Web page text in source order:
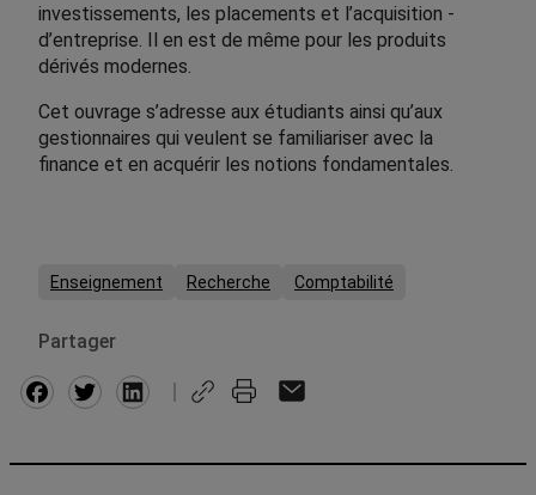
investissements, les placements et l’acquisition ­
d’entreprise. Il en est de même pour les produits
dérivés modernes.
Cet ouvrage s’adresse aux étudiants ainsi qu’aux
gestionnaires qui veulent se familiariser avec la
finance et en acquérir les notions fondamentales.
Enseignement Recherche Comptabilité
Partager
Facebook
Twitter